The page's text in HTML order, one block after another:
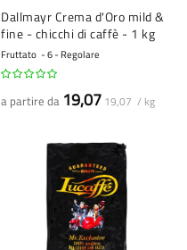
Dallmayr Crema d'Oro mild &
fine - chicchi di caffè - 1 kg
Fruttato 6 - Regolare
a partire da 19,07 19,07 / kg